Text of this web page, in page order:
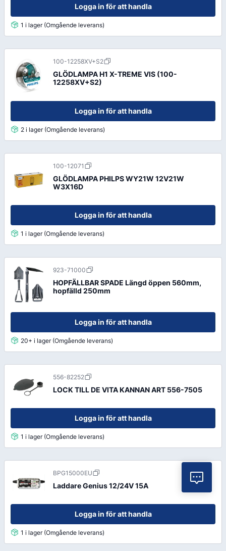
Logga in för att handla
1 i lager (Omgående leverans)
100-12258XV+S2
GLÖDLAMPA H1 X-TREME VIS (100-
12258XV+S2)
Logga in för att handla
2 i lager (Omgående leverans)
100-12071
GLÖDLAMPA PHILPS WY21W 12V21W
W3X16D
Logga in för att handla
1 i lager (Omgående leverans)
923-71000
HOPFÄLLBAR SPADE Längd öppen 560mm,
hopfälld 250mm
Logga in för att handla
20+ i lager (Omgående leverans)
556-82252
LOCK TILL DE VITA KANNAN ART 556-7505
Logga in för att handla
1 i lager (Omgående leverans)
BPG15000EU
Laddare Genius 12/24V 15A
Logga in för att handla
1 i lager (Omgående leverans)